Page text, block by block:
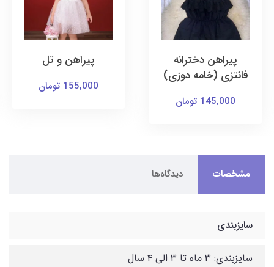
پیراهن دخترانه
فانتزی (خامه دوزی)
145,000 تومان
پیراهن و تل
155,000 تومان
مشخصات دیدگاه‌ها
سایزبندی
سایزبندی: ۳ ماه تا ۳ الی ۴ سال